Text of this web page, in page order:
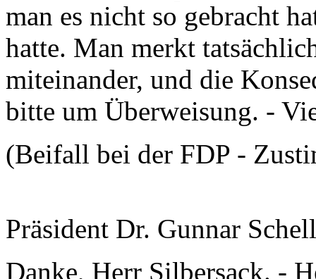
man es nicht so gebracht
hatte. Man merkt
miteinander, und die
bitte um Überweisung. -
(Beifall bei der FDP -
Präsident Dr. Gunnar
Danke, Herr Silbersack. -